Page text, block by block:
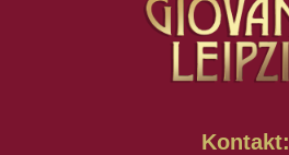
Kontakt: